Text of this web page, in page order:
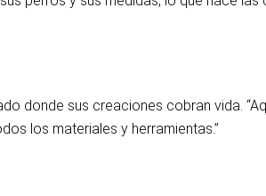
donde sus creaciones cobran vida.
los materiales y herramientas.”